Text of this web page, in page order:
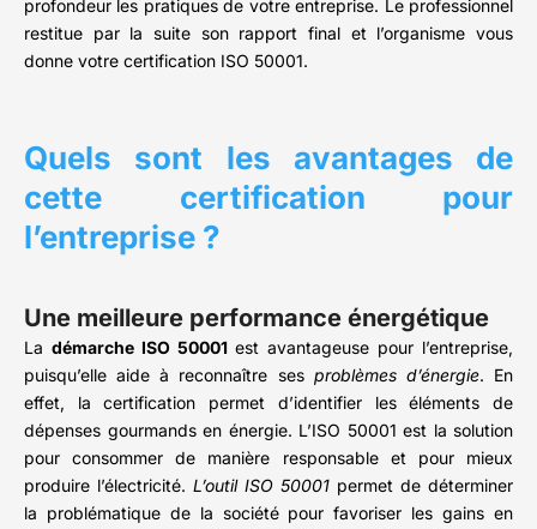
profondeur les pratiques de votre entreprise. Le professionnel
restitue par la suite son rapport final et l’organisme vous
donne votre certification ISO 50001.
Quels sont les avantages de
cette certification pour
l’entreprise ?
Une meilleure performance énergétique
La démarche ISO 50001est avantageuse pour l’entreprise,
puisqu’elle aide à reconnaître ses problèmes d’énergie. En
effet, la certification permet d’identifier les éléments de
dépenses gourmands en énergie. L’ISO 50001 est la solution
pour consommer de manière responsable et pour mieux
produire l’électricité. L’outil ISO 50001 permet de déterminer
la problématique de la société pour favoriser les gains en